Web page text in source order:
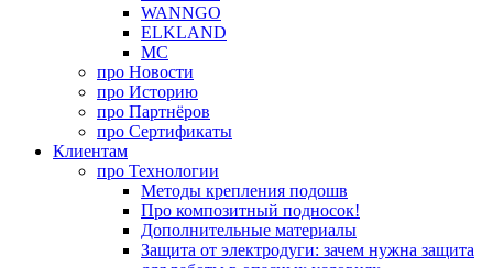
WANNGO
ELKLAND
MC
про Новости
про Историю
про Партнёров
про Сертификаты
Клиентам
про Технологии
Методы крепления подошв
Про композитный подносок!
Дополнительные материалы
Защита от электродуги: зачем нужна защита